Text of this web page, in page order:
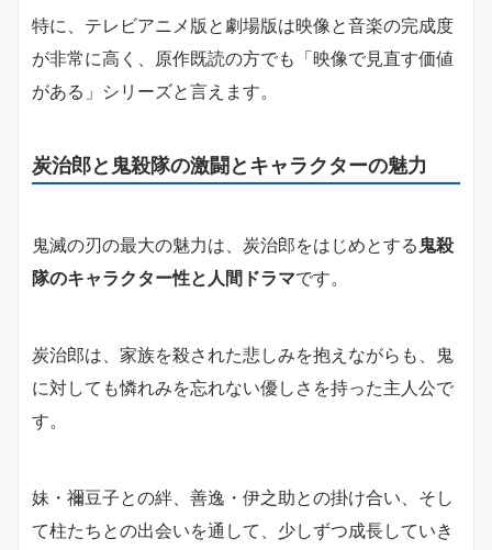
特に、テレビアニメ版と劇場版は映像と音楽の完成度
が非常に高く、原作既読の方でも「映像で見直す価値
がある」シリーズと言えます。
炭治郎と鬼殺隊の激闘とキャラクターの魅力
鬼滅の刃の最大の魅力は、炭治郎をはじめとする 鬼殺
隊のキャラクター性と人間ドラマです。
炭治郎は、家族を殺された悲しみを抱えながらも、鬼
に対しても憐れみを忘れない優しさを持った主人公で
す。
妹・禰豆子との絆、善逸・伊之助との掛け合い、そし
て柱たちとの出会いを通して、少しずつ成長していき